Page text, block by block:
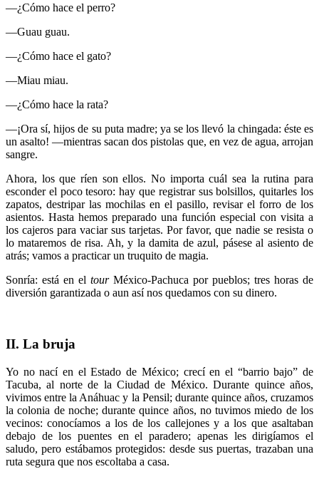
—¿Cómo hace el perro?
—Guau guau.
—¿Cómo hace el gato?
—Miau miau.
—¿Cómo hace la rata?
—¡Ora sí, hijos de su puta madre; ya se los llevó la chingada: éste es
un asalto! —mientras sacan dos pistolas que, en vez de agua, arrojan
sangre.
Ahora, los que ríen son ellos. No importa cuál sea la rutina para
esconder el poco tesoro: hay que registrar sus bolsillos, quitarles los
zapatos, destripar las mochilas en el pasillo, revisar el forro de los
asientos. Hasta hemos preparado una función especial con visita a
los cajeros para vaciar sus tarjetas. Por favor, que nadie se resista o
lo mataremos de risa. Ah, y la damita de azul, pásese al asiento de
atrás; vamos a practicar un truquito de magia.
Sonría: está en el tourMéxico-Pachuca por pueblos; tres horas de
diversión garantizada o aun así nos quedamos con su dinero.
II. La bruja
Yo no nací en el Estado de México; crecí en el “barrio bajo” de
Tacuba, al norte de la Ciudad de México. Durante quince años,
vivimos entre la Anáhuac y la Pensil; durante quince años, cruzamos
la colonia de noche; durante quince años, no tuvimos miedo de los
vecinos: conocíamos a los de los callejones y a los que asaltaban
debajo de los puentes en el paradero; apenas les dirigíamos el
saludo, pero estábamos protegidos: desde sus puertas, trazaban una
ruta segura que nos escoltaba a casa.